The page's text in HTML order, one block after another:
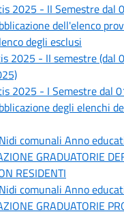
2025 - II Semestre dal
dell'elenco
degli esclusi
2025 - II semestre (dal
2025 - I Semestre dal
degli elenchi
comunali Anno
GRADUATORIE
RESIDENTI
comunali Anno
GRADUATORIE